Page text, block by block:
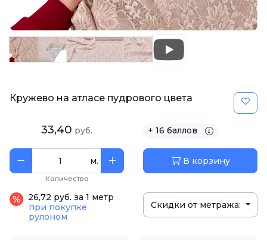
Кружево на атласе пудрового цвета
33,40 руб. + 16 баллов
м.
Количество
В корзину
26,72 руб. за 1 метр
при покупке
рулоном
Скидки от метража: